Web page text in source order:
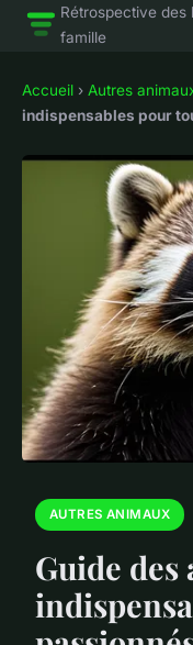
Rétrospective
famille
Accueil › Autres
indispensables pour
AUTRES ANIMAUX
Guide des